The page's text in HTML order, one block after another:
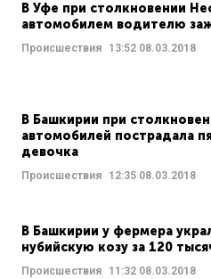
В Уфе при столкновении
автомобилем водителю
Происшествия 13:52 08.03.2018
В Башкирии при
автомобилей пострадала
девочка
Происшествия 12:35 08.03.2018
В Башкирии у фермера
нубийскую козу за 120
Происшествия 11:32 08.03.2018